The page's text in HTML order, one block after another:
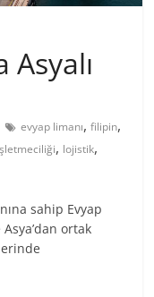
Asyalı
evyap limanı,filipin,
, lojistik,
sahip Evyap
ortak